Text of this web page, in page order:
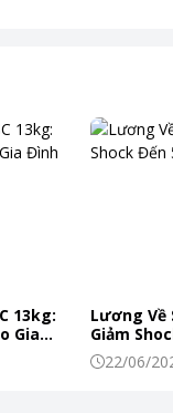
13kg:
Gia
Lương Về
Giảm
Mùa Hè
22/06/